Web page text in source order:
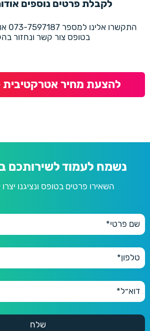
לקבלת פרטים נוספים
בטופס צור קשר ונחזור
להצעת מחיר אטרקטיבית
נשמח לעמוד לשירותכם
השאירו פרטים בטופס ונציגנו